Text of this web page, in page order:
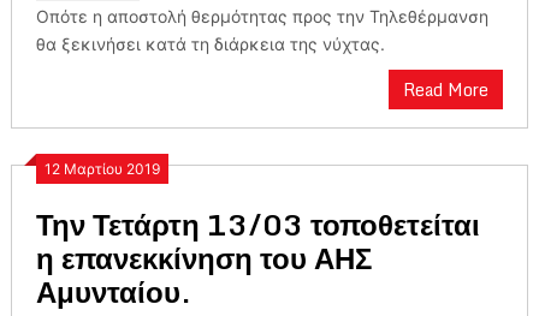
Οπότε η αποστολή θερμότητας προς την Τηλεθέρμανση
θα ξεκινήσει κατά τη διάρκεια της νύχτας.
Read More
12 Μαρτίου 2019
Την Τετάρτη 13/03 τοποθετείται
η επανεκκίνηση του ΑΗΣ
Αμυνταίου.